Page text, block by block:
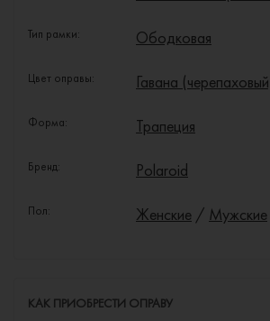
Тип рамки: Ободковая
Цвет оправы: Гавана
Форма: Трапеция
Бренд: Polaroid
Пол: Женские / Мужские
КАК ПРИОБРЕСТИ ОПРАВУ